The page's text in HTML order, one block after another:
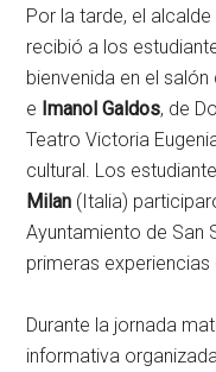
Por la tarde, el
recibió a los
bienvenida en el
e Imanol Galdos, de
Teatro Victoria
cultural. Los
Milan (Italia)
Ayuntamiento de San
primeras experiencias
Durante la jornada
informativa